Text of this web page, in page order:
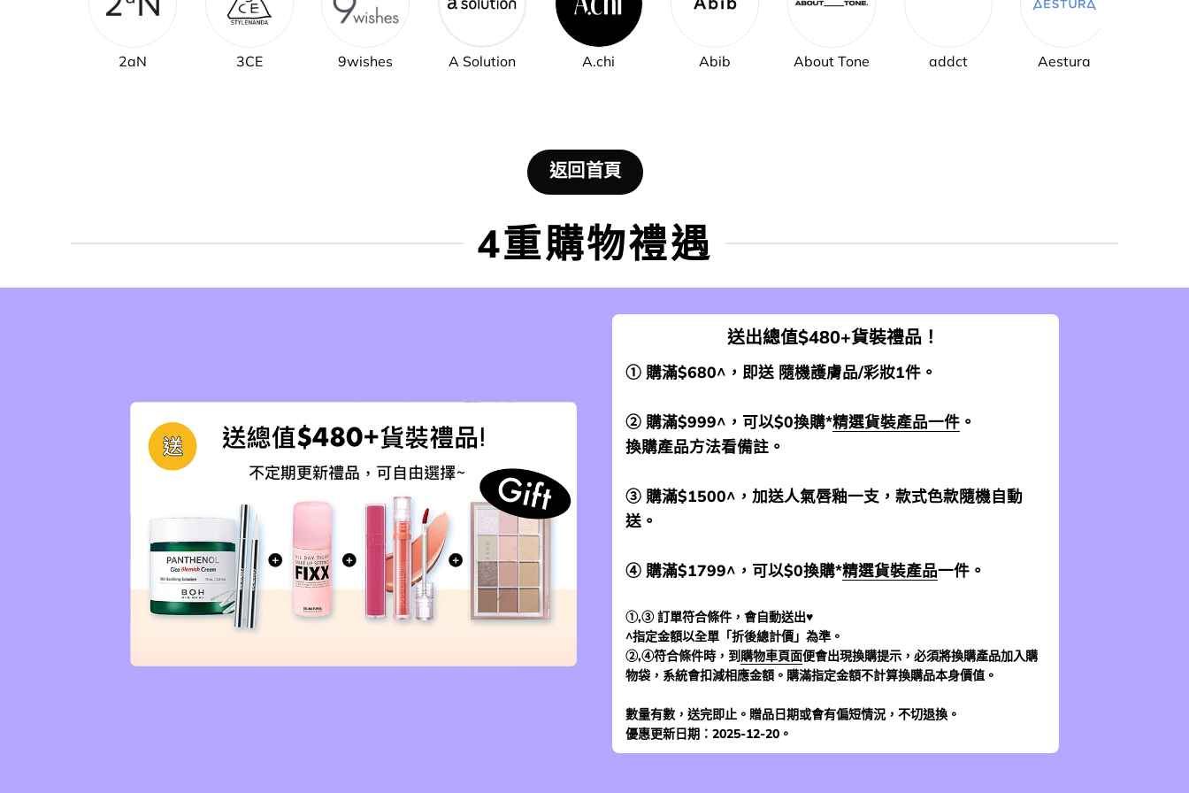
2aN 3CE 9wishes A Solution A.chi Abib About Tone addct Aestura
返回首頁
4重購物禮遇
送出總值$480+貨裝禮品！
① 購滿$680^，即送 隨機護膚品/彩妝1件。
② 購滿$999^，可以$0換購*精選貨裝產品一件 。
換購產品方法看備註。
③ 購滿$1500^，加送人氣唇釉一支，款式色款隨機自動
送。
④ 購滿$1799^，可以$0換購*精選貨裝產品一件。
①,③ 訂單符合條件，會自動送出♥
^指定金額以全單「折後總計價」為準。
②,④符合條件時，到 購物車頁面便會出現換購提示，必須將換購產品加入購
物袋，系統會扣減相應金額。購滿指定金額不計算換購品本身價值。
數量有數，送完即止。贈品日期或會有偏短情況，不切退換。
優惠更新日期：2025-12-20。